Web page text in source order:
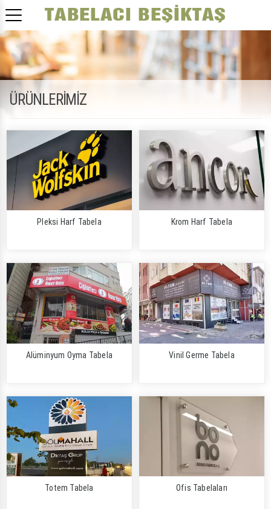
ÜRÜNLERİMİZ
Pleksi Harf Tabela Krom Harf Tabela
Alüminyum Oyma Tabela Vinil Germe Tabela
Totem Tabela Ofis Tabelaları